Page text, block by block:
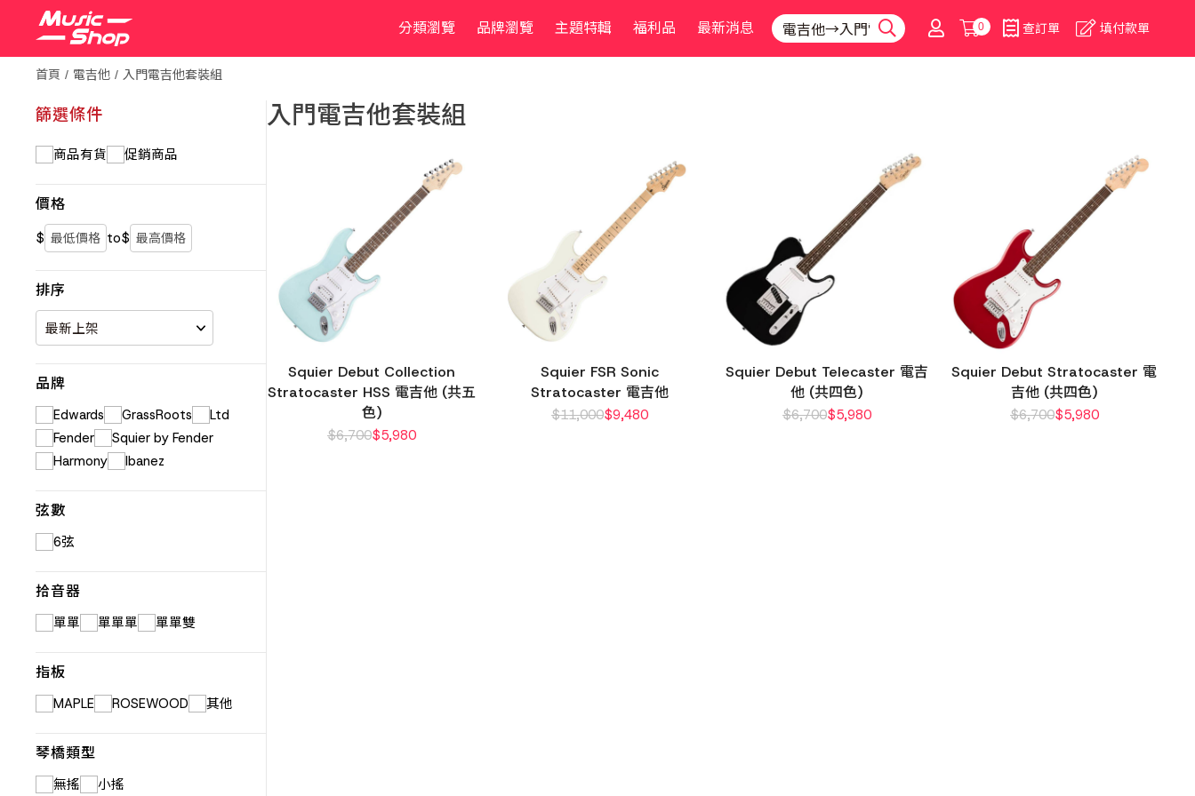
分類瀏覽 品牌瀏覽 主題特輯 福利品 最新消息 0 查訂單 填付款單
首頁 電吉他 入門電吉他套裝組
篩選條件
商品有貨 促銷商品
價格
$ to$
排序
品牌
Edwards GrassRoots
Ltd
Fender
Squier by Fender
Harmony
Ibanez
弦數
6弦
拾音器
單單 單單單 單單雙
指板
MAPLE ROSEWOOD 其他
琴橋類型
無搖 小搖
入門電吉他套裝組
Squier Debut Collection
Stratocaster HSS 電吉他 (共五
色)
$6,700$5,980
Squier FSR Sonic
Stratocaster 電吉他
$11,000$9,480
Squier Debut Telecaster 電吉
他 (共四色)
$6,700$5,980
Squier Debut Stratocaster 電
吉他 (共四色)
$6,700$5,980